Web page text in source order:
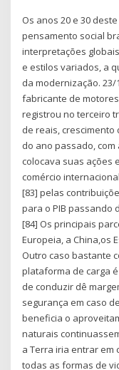
Os anos 20 e 30
pensamento social
interpretações
e estilos variados, a
da modernização. 23/
fabricante de
registrou no terceiro
de reais, crescimento
do ano passado,
colocava suas ações
comércio
[83] pelas
para o PIB passando
[84] Os principais
Europeia, a China,os
Outro caso bastante
plataforma de carga
de conduzir dê
segurança em caso
beneficia o
naturais
a Terra iria entrar em
todas as formas de